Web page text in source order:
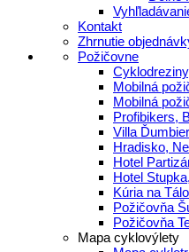
Kontakt
Zhrnutie
Požičovne
Mobilná
Mobilná
Profibikers,
Villa
Hradisko,
Hotel
Hotel
Kúria na
Požičovňa
Požičovňa
Mapa cyklovýlety